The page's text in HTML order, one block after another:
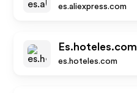
es.aliexpress.com
Es.hoteles.com
es.hoteles.com